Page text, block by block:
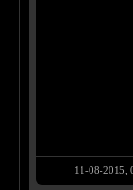
11-08-2015,